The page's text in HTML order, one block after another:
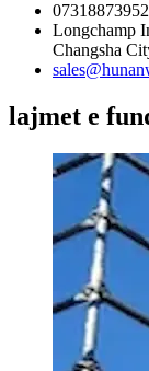
Longchamp
Changsha
lajmet e